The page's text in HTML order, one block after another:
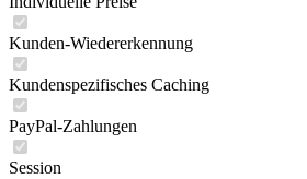
Kunden-Wiedererkennung
Kundenspezifisches Caching
PayPal-Zahlungen
Session